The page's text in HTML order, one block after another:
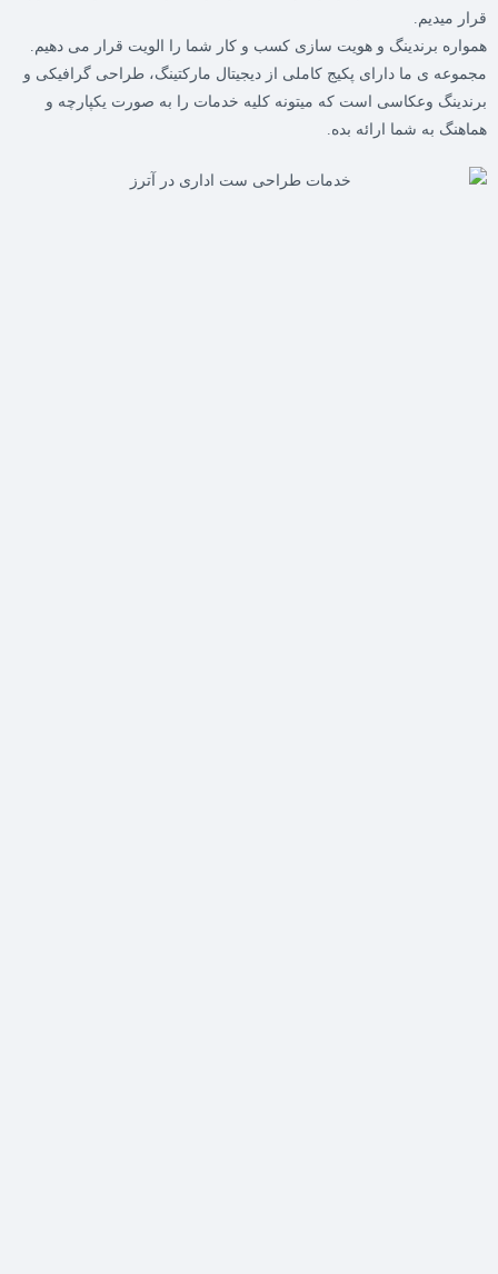
قرار میدیم.
همواره برندینگ و هویت سازی کسب و کار شما را الویت قرار می دهیم.
مجموعه ی ما دارای پکیج کاملی از دیجیتال مارکتینگ، طراحی گرافیکی و
برندینگ وعکاسی است که میتونه کلیه خدمات را به صورت یکپارچه و
هماهنگ به شما ارائه بده.